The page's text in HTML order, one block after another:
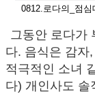
0812.로다의_점심
그동안 로다가
다. 음식은 감자
적극적인 소녀
다) 개인사도